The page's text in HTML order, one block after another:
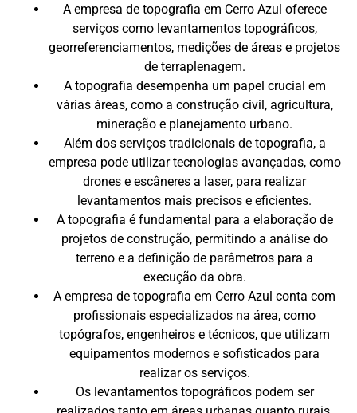
A empresa de topografia em Cerro Azul oferece
serviços como levantamentos topográficos,
georreferenciamentos, medições de áreas e projetos
de terraplenagem.
A topografia desempenha um papel crucial em
várias áreas, como a construção civil, agricultura,
mineração e planejamento urbano.
Além dos serviços tradicionais de topografia, a
empresa pode utilizar tecnologias avançadas, como
drones e escâneres a laser, para realizar
levantamentos mais precisos e eficientes.
A topografia é fundamental para a elaboração de
projetos de construção, permitindo a análise do
terreno e a definição de parâmetros para a
execução da obra.
A empresa de topografia em Cerro Azul conta com
profissionais especializados na área, como
topógrafos, engenheiros e técnicos, que utilizam
equipamentos modernos e sofisticados para
realizar os serviços.
Os levantamentos topográficos podem ser